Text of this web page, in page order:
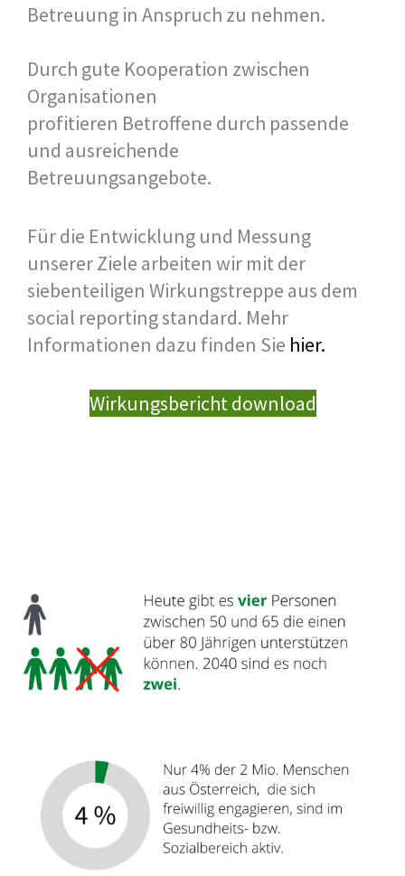
Betreuung in Anspruch zu nehmen.
Durch gute Kooperation zwischen
Organisationen
profitieren Betroffene durch passende
und ausreichende
Betreuungsangebote.
Für die Entwicklung und Messung
unserer Ziele arbeiten wir mit der
siebenteiligen Wirkungstreppe aus dem
social reporting standard. Mehr
Informationen dazu finden Sie hier.
Wirkungsbericht download